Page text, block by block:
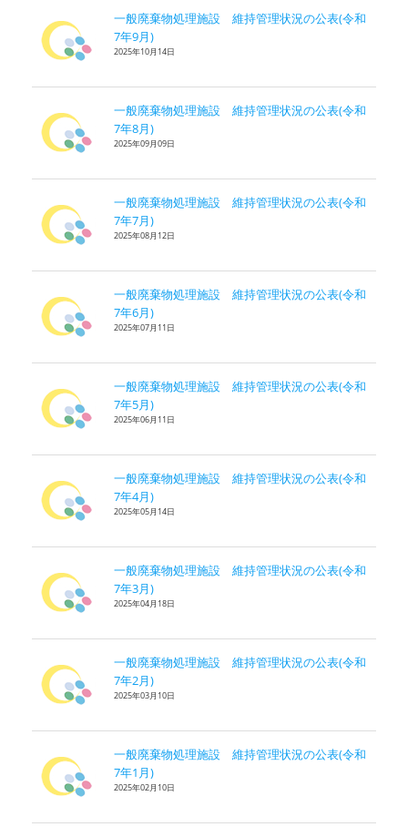
一般廃棄物処理施設 維持管理状況の公表(令和
7年9月)
2025年10月14日
一般廃棄物処理施設 維持管理状況の公表(令和
7年8月)
2025年09月09日
一般廃棄物処理施設 維持管理状況の公表(令和
7年7月)
2025年08月12日
一般廃棄物処理施設 維持管理状況の公表(令和
7年6月)
2025年07月11日
一般廃棄物処理施設 維持管理状況の公表(令和
7年5月)
2025年06月11日
一般廃棄物処理施設 維持管理状況の公表(令和
7年4月)
2025年05月14日
一般廃棄物処理施設 維持管理状況の公表(令和
7年3月)
2025年04月18日
一般廃棄物処理施設 維持管理状況の公表(令和
7年2月)
2025年03月10日
一般廃棄物処理施設 維持管理状況の公表(令和
7年1月)
2025年02月10日